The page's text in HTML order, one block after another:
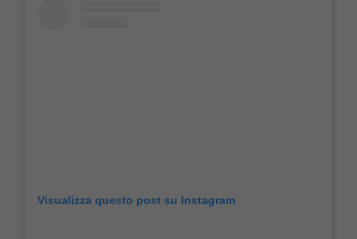
Visualizza questo post su Instagram